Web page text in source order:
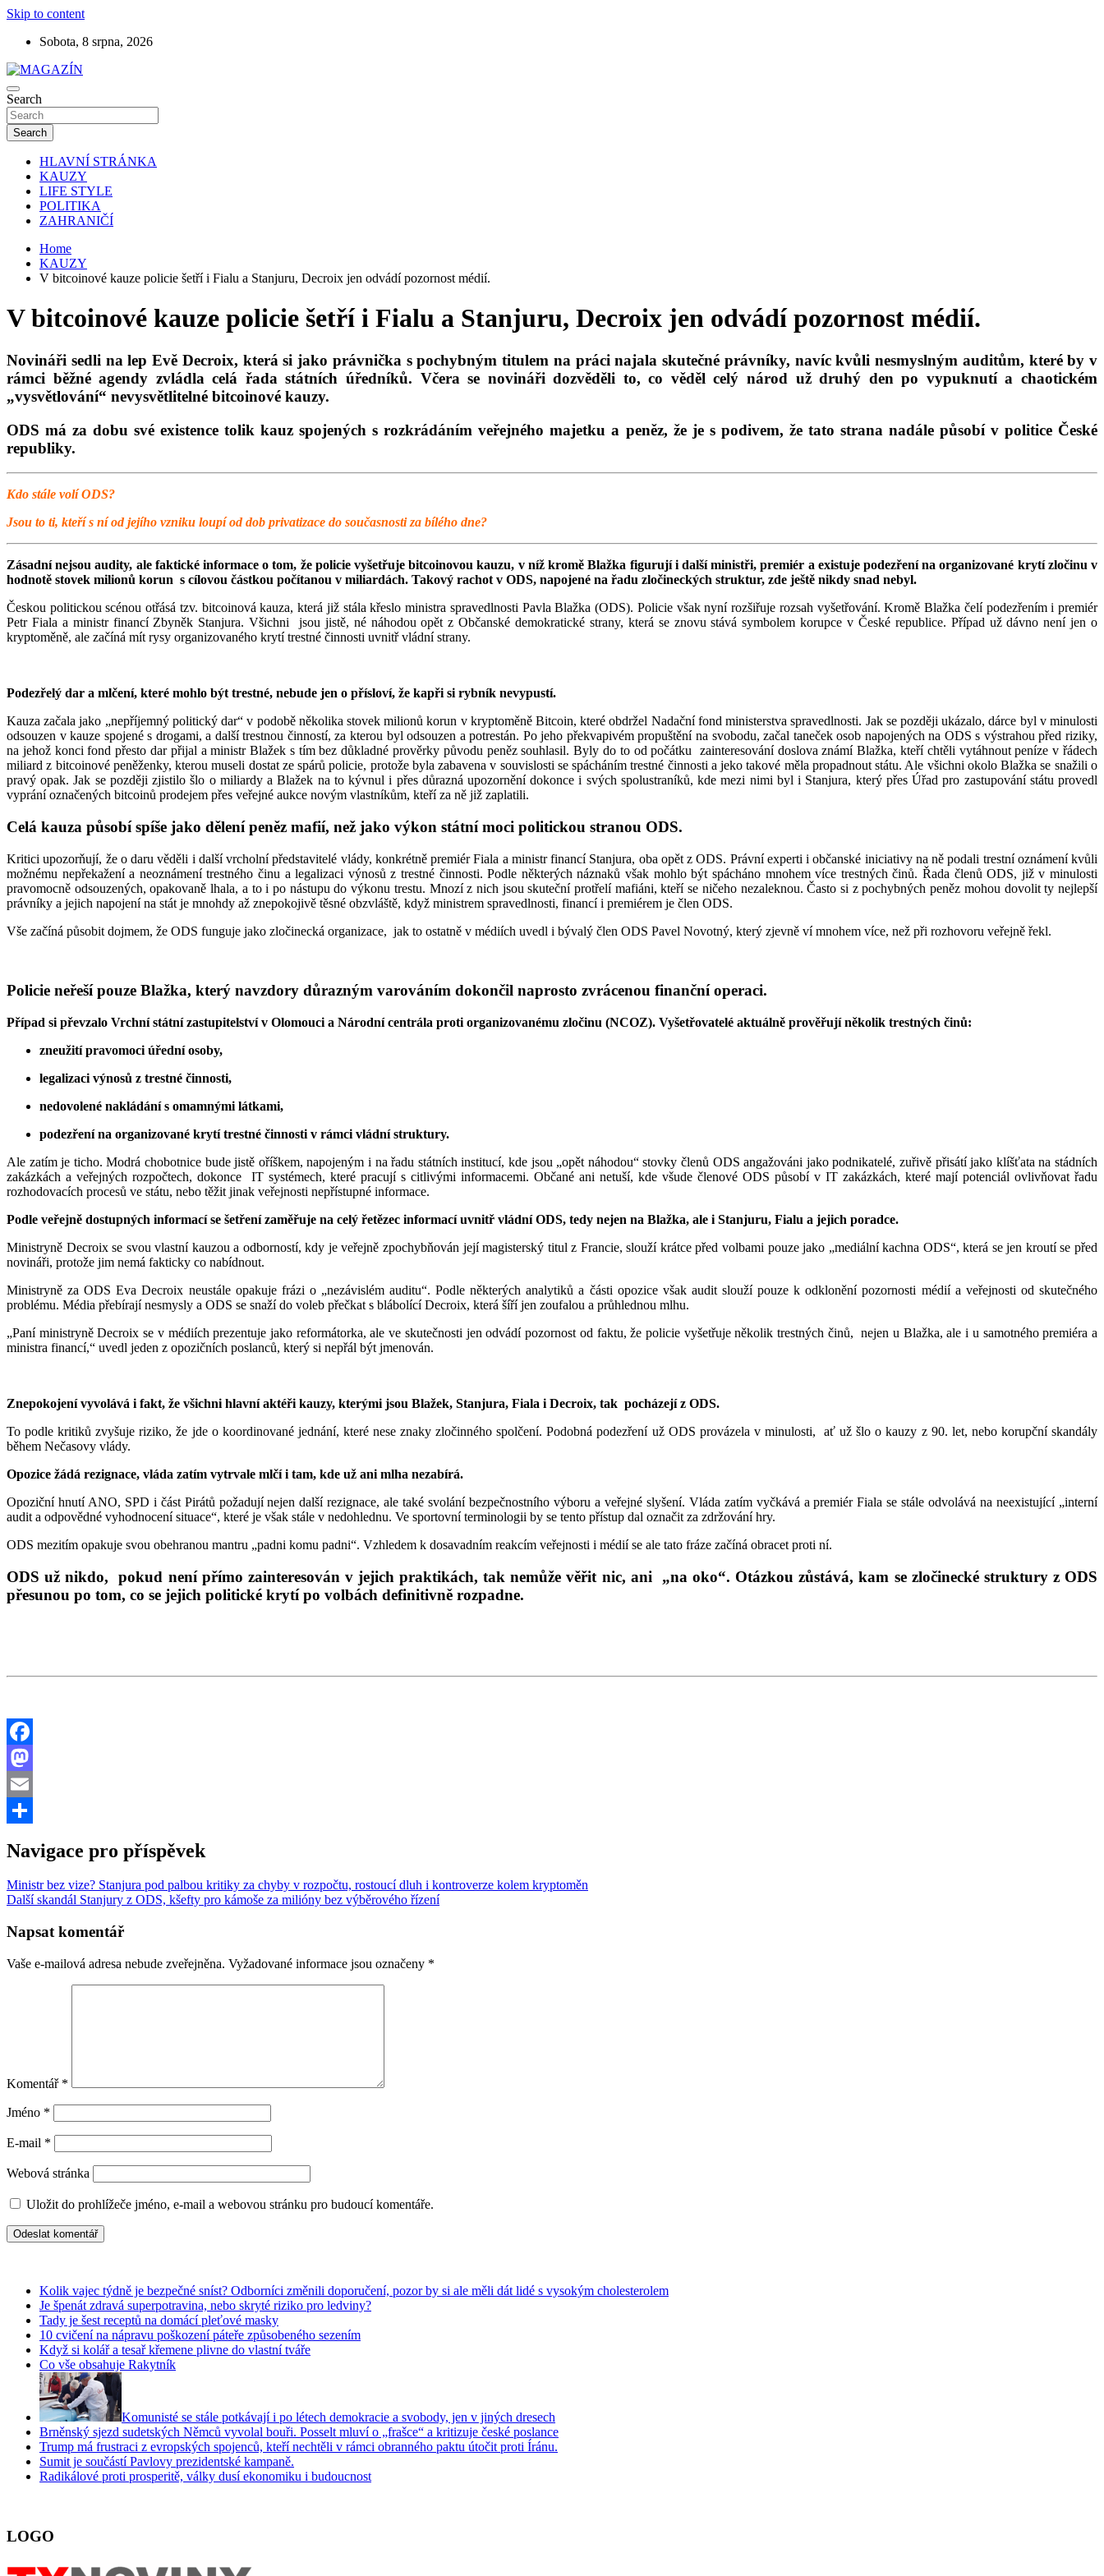
Skip to content
Sobota, 8 srpna, 2026
MAGAZÍN
Search
Search
HLAVNÍ STRÁNKA
KAUZY
LIFE STYLE
POLITIKA
ZAHRANIČÍ
Home
KAUZY
V bitcoinové kauze policie šetří i Fialu a Stanjuru, Decroix jen odvádí pozornost médií.
V bitcoinové kauze policie šetří i Fialu a Stanjuru, Decroix jen odvádí pozornost médií.
Novináři sedli na lep Evě Decroix, která si jako právnička s pochybným titulem na práci najala skutečné právníky, navíc kvůli nesmyslným auditům, které by v
rámci běžné agendy zvládla celá řada státních úředníků. Včera se novináři dozvěděli to, co věděl celý národ už druhý den po vypuknutí a chaotickém
„vysvětlování“ nevysvětlitelné bitcoinové kauzy.
ODS má za dobu své existence tolik kauz spojených s rozkrádáním veřejného majetku a peněz, že je s podivem, že tato strana nadále působí v politice České
republiky.
Kdo stále volí ODS?
Jsou to ti, kteří s ní od jejího vzniku loupí od dob privatizace do současnosti za bílého dne?
Zásadní nejsou audity, ale faktické informace o tom, že policie vyšetřuje bitcoinovou kauzu, v níž kromě Blažka figurují i další ministři, premiér a existuje podezření na organizované krytí zločinu v
hodnotě stovek milionů korun s cílovou částkou počítanou v miliardách. Takový rachot v ODS, napojené na řadu zločineckých struktur, zde ještě nikdy snad nebyl.
Českou politickou scénou otřásá tzv. bitcoinová kauza, která již stála křeslo ministra spravedlnosti Pavla Blažka (ODS). Policie však nyní rozšiřuje rozsah vyšetřování. Kromě Blažka čelí podezřením i premiér
Petr Fiala a ministr financí Zbyněk Stanjura. Všichni jsou jistě, né náhodou opět z Občanské demokratické strany, která se znovu stává symbolem korupce v České republice. Případ už dávno není jen o
kryptoměně, ale začíná mít rysy organizovaného krytí trestné činnosti uvnitř vládní strany.
Podezřelý dar a mlčení, které mohlo být trestné, nebude jen o přísloví, že kapři si rybník nevypustí.
Kauza začala jako „nepříjemný politický dar“ v podobě několika stovek milionů korun v kryptoměně Bitcoin, které obdržel Nadační fond ministerstva spravedlnosti. Jak se později ukázalo, dárce byl v minulosti
odsouzen v kauze spojené s drogami, a další trestnou činností, za kterou byl odsouzen a potrestán. Po jeho překvapivém propuštění na svobodu, začal taneček osob napojených na ODS s výstrahou před riziky,
na jehož konci fond přesto dar přijal a ministr Blažek s tím bez důkladné prověrky původu peněz souhlasil. Byly do to od počátku zainteresování doslova známí Blažka, kteří chtěli vytáhnout peníze v řádech
miliard z bitcoinové peněženky, kterou museli dostat ze spárů policie, protože byla zabavena v souvislosti se spácháním trestné činnosti a jeko takové měla propadnout státu. Ale všichni okolo Blažka se snažili o
pravý opak. Jak se později zjistilo šlo o miliardy a Blažek na to kývnul i přes důrazná upozornění dokonce i svých spolustraníků, kde mezi nimi byl i Stanjura, který přes Úřad pro zastupování státu provedl
vyprání označených bitcoinů prodejem přes veřejné aukce novým vlastníkům, kteří za ně již zaplatili.
Celá kauza působí spíše jako dělení peněz mafií, než jako výkon státní moci politickou stranou ODS.
Kritici upozorňují, že o daru věděli i další vrcholní představitelé vlády, konkrétně premiér Fiala a ministr financí Stanjura, oba opět z ODS. Právní experti i občanské iniciativy na ně podali trestní oznámení kvůli
možnému nepřekažení a neoznámení trestného činu a legalizaci výnosů z trestné činnosti. Podle některých náznaků však mohlo být spácháno mnohem více trestných činů. Řada členů ODS, již v minulosti
pravomocně odsouzených, opakovaně lhala, a to i po nástupu do výkonu trestu. Mnozí z nich jsou skuteční protřelí mafiáni, kteří se ničeho nezaleknou. Často si z pochybných peněz mohou dovolit ty nejlepší
právníky a jejich napojení na stát je mnohdy až znepokojivě těsné obzvláště, když ministrem spravedlnosti, financí i premiérem je člen ODS.
Vše začíná působit dojmem, že ODS funguje jako zločinecká organizace, jak to ostatně v médiích uvedl i bývalý člen ODS Pavel Novotný, který zjevně ví mnohem více, než při rozhovoru veřejně řekl.
Policie neřeší pouze Blažka, který navzdory důrazným varováním dokončil naprosto zvrácenou finanční operaci.
Případ si převzalo Vrchní státní zastupitelství v Olomouci a Národní centrála proti organizovanému zločinu (NCOZ). Vyšetřovatelé aktuálně prověřují několik trestných činů:
zneužití pravomoci úřední osoby,
legalizaci výnosů z trestné činnosti,
nedovolené nakládání s omamnými látkami,
podezření na organizované krytí trestné činnosti v rámci vládní struktury.
Ale zatím je ticho. Modrá chobotnice bude jistě oříškem, napojeným i na řadu státních institucí, kde jsou „opět náhodou“ stovky členů ODS angažováni jako podnikatelé, zuřivě přisátí jako klíšťata na stádních
zakázkách a veřejných rozpočtech, dokonce IT systémech, které pracují s citlivými informacemi. Občané ani netuší, kde všude členové ODS působí v IT zakázkách, které mají potenciál ovlivňovat řadu
rozhodovacích procesů ve státu, nebo těžit jinak veřejnosti nepřístupné informace.
Podle veřejně dostupných informací se šetření zaměřuje na celý řetězec informací uvnitř vládní ODS, tedy nejen na Blažka, ale i Stanjuru, Fialu a jejich poradce.
Ministryně Decroix se svou vlastní kauzou a odborností, kdy je veřejně zpochybňován její magisterský titul z Francie, slouží krátce před volbami pouze jako „mediální kachna ODS“, která se jen kroutí se před
novináři, protože jim nemá fakticky co nabídnout.
Ministryně za ODS Eva Decroix neustále opakuje frázi o „nezávislém auditu“. Podle některých analytiků a části opozice však audit slouží pouze k odklonění pozornosti médií a veřejnosti od skutečného
problému. Média přebírají nesmysly a ODS se snaží do voleb přečkat s blábolící Decroix, která šíří jen zoufalou a průhlednou mlhu.
„Paní ministryně Decroix se v médiích prezentuje jako reformátorka, ale ve skutečnosti jen odvádí pozornost od faktu, že policie vyšetřuje několik trestných činů, nejen u Blažka, ale i u samotného premiéra a
ministra financí,“ uvedl jeden z opozičních poslanců, který si nepřál být jmenován.
Znepokojení vyvolává i fakt, že všichni hlavní aktéři kauzy, kterými jsou Blažek, Stanjura, Fiala i Decroix, tak pocházejí z ODS.
To podle kritiků zvyšuje riziko, že jde o koordinované jednání, které nese znaky zločinného spolčení. Podobná podezření už ODS provázela v minulosti, ať už šlo o kauzy z 90. let, nebo korupční skandály
během Nečasovy vlády.
Opozice žádá rezignace, vláda zatím vytrvale mlčí i tam, kde už ani mlha nezabírá.
Opoziční hnutí ANO, SPD i část Pirátů požadují nejen další rezignace, ale také svolání bezpečnostního výboru a veřejné slyšení. Vláda zatím vyčkává a premiér Fiala se stále odvolává na neexistující „interní
audit a odpovědné vyhodnocení situace“, které je však stále v nedohlednu. Ve sportovní terminologii by se tento přístup dal označit za zdržování hry.
ODS mezitím opakuje svou obehranou mantru „padni komu padni“. Vzhledem k dosavadním reakcím veřejnosti i médií se ale tato fráze začíná obracet proti ní.
ODS už nikdo, pokud není přímo zainteresován v jejich praktikách, tak nemůže věřit nic, ani „na oko“. Otázkou zůstává, kam se zločinecké struktury z ODS
přesunou po tom, co se jejich politické krytí po volbách definitivně rozpadne.
Facebook
Mastodon
Email
Navigace pro příspěvek
Ministr bez vize? Stanjura pod palbou kritiky za chyby v rozpočtu, rostoucí dluh i kontroverze kolem kryptoměn
Další skandál Stanjury z ODS, kšefty pro kámoše za milióny bez výběrového řízení
Napsat komentář
Vaše e-mailová adresa nebude zveřejněna. Vyžadované informace jsou označeny *
Komentář *
Jméno *
E-mail *
Webová stránka
Uložit do prohlížeče jméno, e-mail a webovou stránku pro budoucí komentáře.
Kolik vajec týdně je bezpečné sníst? Odborníci změnili doporučení, pozor by si ale měli dát lidé s vysokým cholesterolem
Je špenát zdravá superpotravina, nebo skryté riziko pro ledviny?
Tady je šest receptů na domácí pleťové masky
10 cvičení na nápravu poškození páteře způsobeného sezením
Když si kolář a tesař křemene plivne do vlastní tváře
Co vše obsahuje Rakytník
Komunisté se stále potkávají i po létech demokracie a svobody, jen v jiných dresech
Brněnský sjezd sudetských Němců vyvolal bouři. Posselt mluví o „frašce“ a kritizuje české poslance
Trump má frustraci z evropských spojenců, kteří nechtěli v rámci obranného paktu útočit proti Íránu.
Sumit je součástí Pavlovy prezidentské kampaně.
Radikálové proti prosperitě, války dusí ekonomiku i budoucnost
LOGO